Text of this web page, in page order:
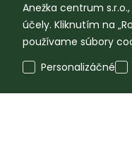
Anežka centrum
účely. Kliknutím na
používame súbory
Personalizáčné